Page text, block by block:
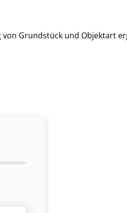
von Grundstück und Objektart